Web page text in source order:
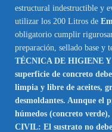
estructural indestructible y
utilizar los 200 Litros de
obligatorio cumplir
preparación, sellado base y
TÉCNICA DE HIGIENE
superficie de concreto
limpia y libre de aceites,
desmoldantes. Aunque el
húmedos (concreto
CIVIL: El sustrato no